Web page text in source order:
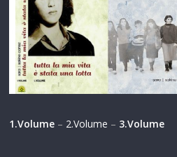
1.Volume – 2.Volume – 3.Volume